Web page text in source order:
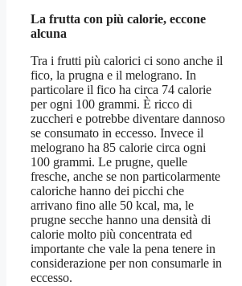
La frutta con più calorie, eccone
alcuna
Tra i frutti più calorici ci sono anche il
fico, la prugna e il melograno. In
particolare il fico ha circa 74 calorie
per ogni 100 grammi. È ricco di
zuccheri e potrebbe diventare dannoso
se consumato in eccesso. Invece il
melograno ha 85 calorie circa ogni
100 grammi. Le prugne, quelle
fresche, anche se non particolarmente
caloriche hanno dei picchi che
arrivano fino alle 50 kcal, ma, le
prugne secche hanno una densità di
calorie molto più concentrata ed
importante che vale la pena tenere in
considerazione per non consumarle in
eccesso.